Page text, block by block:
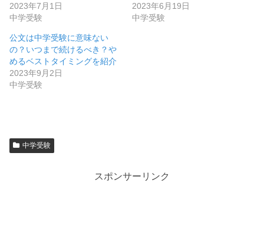
2023年7月1日
中学受験
2023年6月19日
中学受験
公文は中学受験に意味ない
の？いつまで続けるべき？や
めるベストタイミングを紹介
2023年9月2日
中学受験
中学受験
スポンサーリンク